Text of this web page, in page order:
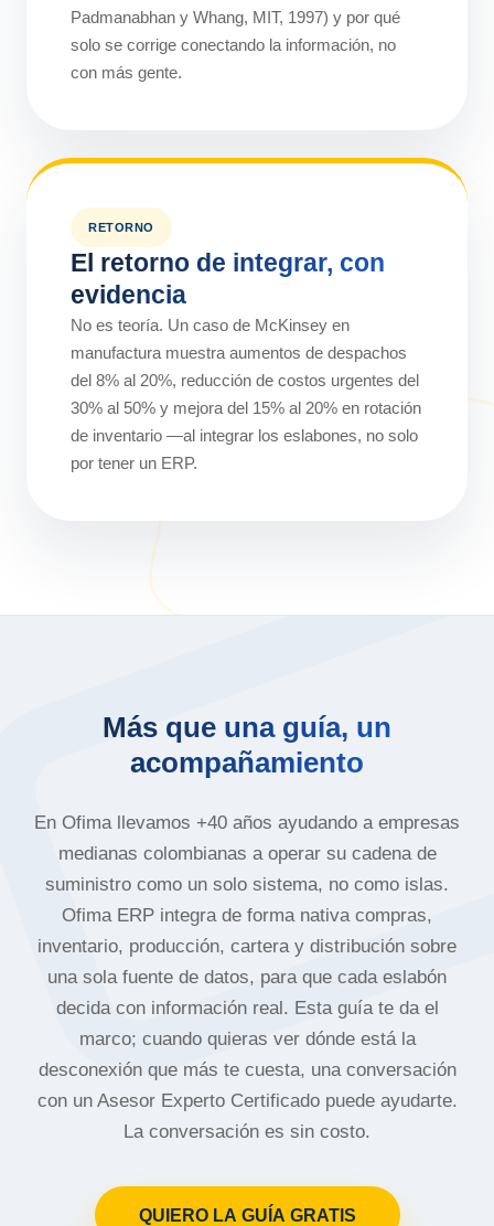
Padmanabhan y Whang, MIT, 1997) y por qué
solo se corrige conectando la información, no
con más gente.
RETORNO
El retorno de integrar, con
evidencia
No es teoría. Un caso de McKinsey en
manufactura muestra aumentos de despachos
del 8% al 20%, reducción de costos urgentes del
30% al 50% y mejora del 15% al 20% en rotación
de inventario —al integrar los eslabones, no solo
por tener un ERP.
Más que una guía, un
acompañamiento
En Ofima llevamos +40 años ayudando a empresas
medianas colombianas a operar su cadena de
suministro como un solo sistema, no como islas.
Ofima ERP integra de forma nativa compras,
inventario, producción, cartera y distribución sobre
una sola fuente de datos, para que cada eslabón
decida con información real. Esta guía te da el
marco; cuando quieras ver dónde está la
desconexión que más te cuesta, una conversación
con un Asesor Experto Certificado puede ayudarte.
La conversación es sin costo.
QUIERO LA GUÍA GRATIS